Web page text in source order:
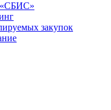
«СБИС»
закупок